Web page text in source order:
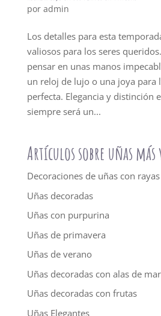
por admin
Los detalles para esta
valiosos para los seres
pensar en unas manos
un reloj de lujo o una joya para
perfecta. Elegancia y distinción
siempre será un...
Artículos sobre uñas más
Decoraciones de uñas con rayas
Uñas decoradas
Uñas con purpurina
Uñas de primavera
Uñas de verano
Uñas decoradas con alas de
Uñas decoradas con frutas
Uñas Elegantes